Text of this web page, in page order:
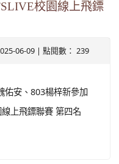
校園線上飛鏢
06-09 | 點閱數： 239
佑安、803楊梓新參加
上飛鏢聯賽 第四名